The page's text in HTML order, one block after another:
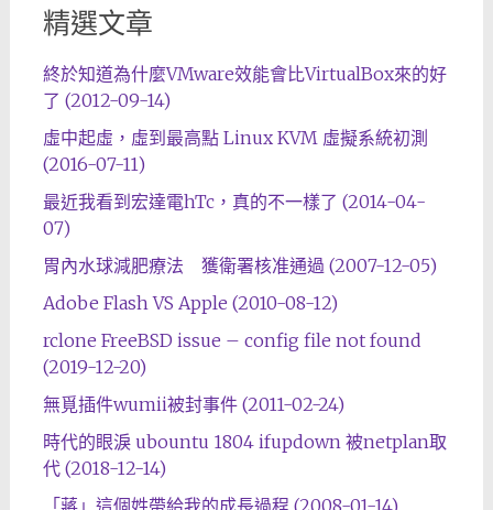
精選文章
終於知道為什麼VMware效能會比VirtualBox來的好
了 (2012-09-14)
虛中起虛，虛到最高點 Linux KVM 虛擬系統初測
(2016-07-11)
最近我看到宏達電hTc，真的不一樣了 (2014-04-
07)
胃內水球減肥療法 獲衛署核准通過 (2007-12-05)
Adobe Flash VS Apple (2010-08-12)
rclone FreeBSD issue – config file not found
(2019-12-20)
無覓插件wumii被封事件 (2011-02-24)
時代的眼淚 ubountu 1804 ifupdown 被netplan取
代 (2018-12-14)
「蔣」這個姓帶給我的成長過程 (2008-01-14)